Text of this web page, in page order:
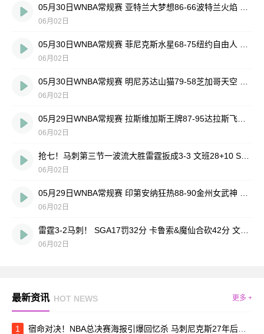
06月02日
06月02日
06月02日
06月02日
06月02日
06月02日
06月02日
最新资讯 HOT NEWS 更多 +
1 宿命对决！NBA总决赛海报引爆回忆杀 马刺尼克斯27年后再决紫禁之巅